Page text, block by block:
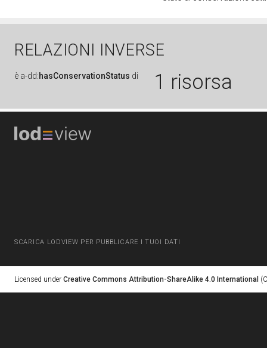
RELAZIONI INVERSE
è a-dd:hasConservationStatus di 1 risorsa
SCARICA LODVIEW PER PUBBLICARE I TUOI DATI
Licensed under Creative Commons Attribution-ShareAlike 4.0 International